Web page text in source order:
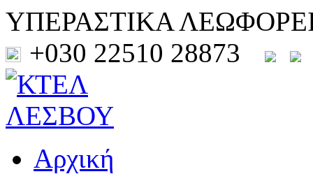
ΥΠΕΡΑΣΤΙΚΑ
+030 22510 28873
Αρχική